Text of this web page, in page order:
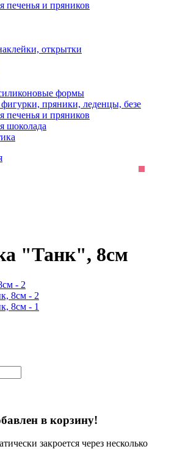
печенья и пряников
открытки
формы
пряники, леденцы, безе
печенья и пряников
шоколада
"Танк", 8см
в корзину!
закроется через несколько